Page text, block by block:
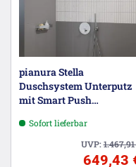
pianura Stella
Duschsystem Unterputz
mit Smart Push
Verbraucher
Sofort lieferbar
UVP:1.467,91
649,43